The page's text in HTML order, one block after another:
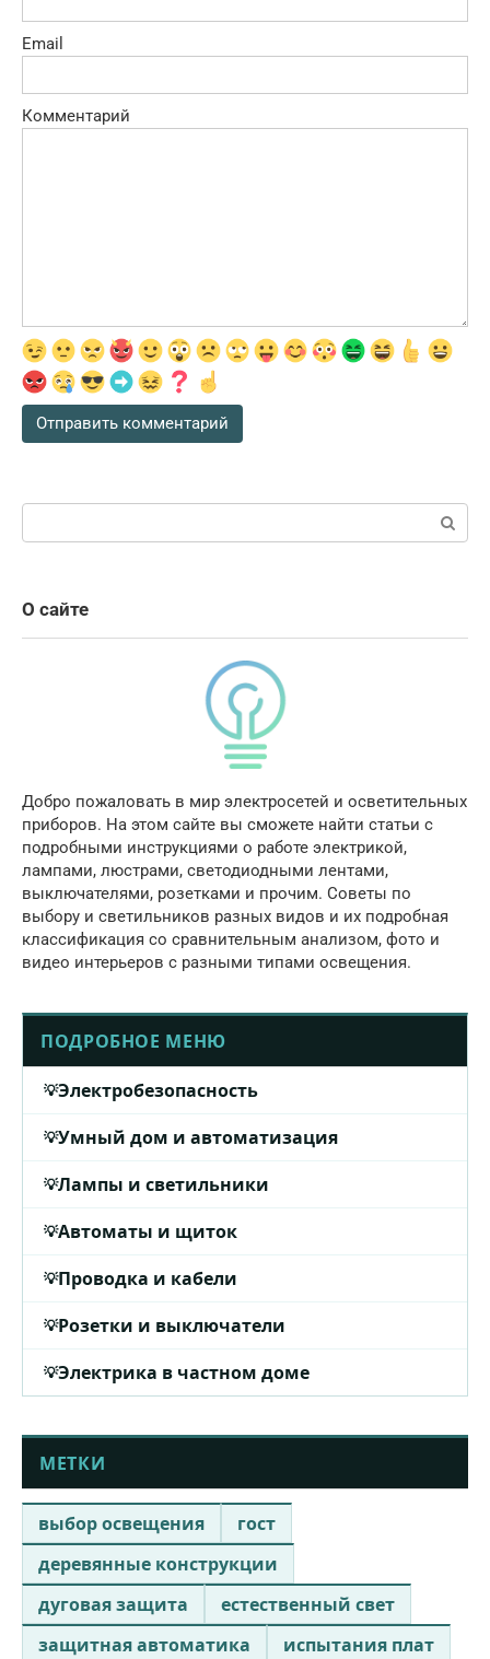
Email
Комментарий
О сайте
Добро пожаловать в мир электросетей и осветительных
приборов. На этом сайте вы сможете найти статьи с
подробными инструкциями о работе электрикой,
лампами, люстрами, светодиодными лентами,
выключателями, розетками и прочим. Советы по
выбору и светильников разных видов и их подробная
классификация со сравнительным анализом, фото и
видео интерьеров с разными типами освещения.
ПОДРОБНОЕ МЕНЮ
Электробезопасность
Умный дом и автоматизация
Лампы и светильники
Автоматы и щиток
Проводка и кабели
Розетки и выключатели
Электрика в частном доме
МЕТКИ
выбор освещения
гост
деревянные конструкции
дуговая защита
естественный свет
защитная автоматика
испытания плат